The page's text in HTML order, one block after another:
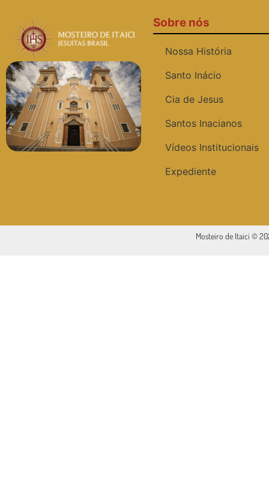
Sobre nós
Nossa História
Santo Inácio
Cia de Jesus
Santos Inacianos
Vídeos Institucionais
Expediente
Mosteiro de Itaici ©